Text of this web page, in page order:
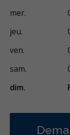
mer.
jeu.
ven.
sam.
dim.